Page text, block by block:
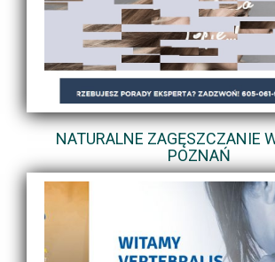
NATURALNE ZAGĘSZCZANIE
POZNAŃ